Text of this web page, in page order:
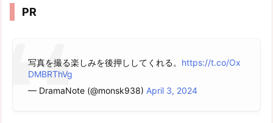
PR
写真を撮る楽しみを後押ししてくれる。 https://t.co/Ox
DMBRThVg
— DramaNote (@monsk938) April 3, 2024